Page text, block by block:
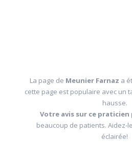
La page de Meunier Farnaz a
cette page est populaire avec un
hausse.
Votre avis sur ce praticien
beaucoup de patients. Aidez-
éclairée!